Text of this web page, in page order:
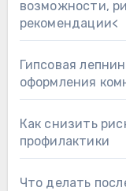
возможности,
рекомендации<
Гипсовая
оформления
Как снизить
профилактики
Что делать